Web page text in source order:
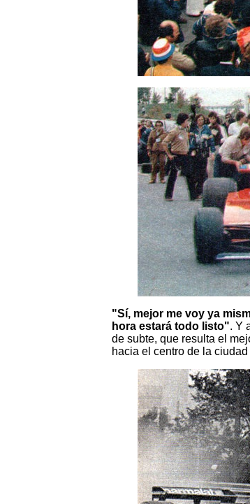
"Sí, mejor me voy ya
hora estará todo listo". Y
de subte, que resulta el
hacia el centro de la